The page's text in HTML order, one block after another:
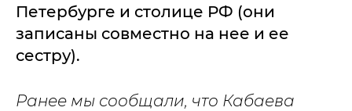
Петербурге и столице РФ (они
записаны совместно на нее и ее
сестру).
Ранее мы сообщали, что Кабаева